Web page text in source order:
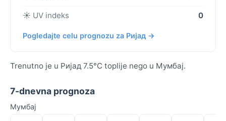
☀️ UV indeks 0
Pogledajte celu prognozu za Ријад →
Trenutno je u Ријад 7.5°C toplije nego u Мумбај.
7-dnevna prognoza
Мумбај